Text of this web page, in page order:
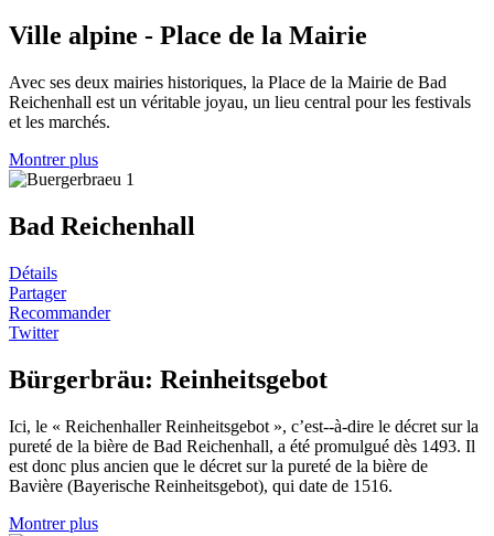
Ville alpine - Place de la Mairie
Avec ses deux mairies historiques, la Place de la Mairie de Bad
Reichenhall est un véritable joyau, un lieu central pour les festivals
et les marchés.
Montrer plus
Bad Reichenhall
Détails
Partager
Recommander
Twitter
Bürgerbräu: Reinheitsgebot
Ici, le « Reichenhaller Reinheitsgebot », c’est--à-dire le décret sur la
pureté de la bière de Bad Reichenhall, a été promulgué dès 1493. Il
est donc plus ancien que le décret sur la pureté de la bière de
Bavière (Bayerische Reinheitsgebot), qui date de 1516.
Montrer plus